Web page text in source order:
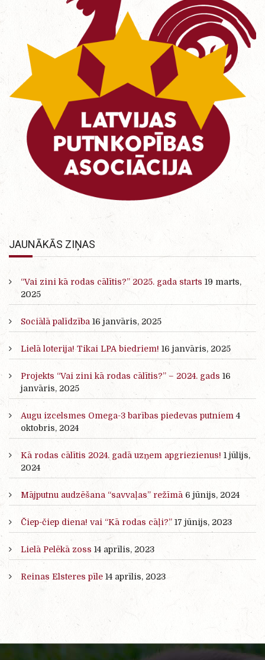
JAUNĀKĀS ZIŅAS
“Vai zini kā rodas cālītis?” 2025. gada starts 19 marts,
2025
Sociālā palīdzība 16 janvāris, 2025
Lielā loterija! Tikai LPA biedriem! 16 janvāris, 2025
Projekts “Vai zini kā rodas cālītis?” – 2024. gads 16
janvāris, 2025
Augu izcelsmes Omega-3 barības piedevas putniem 4
oktobris, 2024
Kā rodas cālītis 2024. gadā uzņem apgriezienus! 1 jūlijs,
2024
Mājputnu audzēšana “savvaļas” režīmā 6 jūnijs, 2024
Čiep-čiep diena! vai “Kā rodas cāļi?” 17 jūnijs, 2023
Lielā Pelēkā zoss 14 aprīlis, 2023
Reinas Elsteres pīle 14 aprīlis, 2023